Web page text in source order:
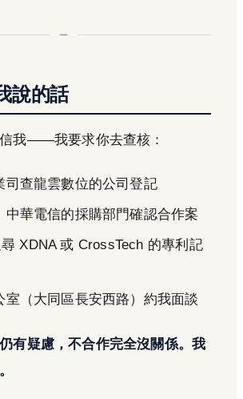
說的話
我——我要求你去查核：
司查龍雲數位的公司登記
中華電信的採購部門確認合作案
XDNA 或 CrossTech 的專利記
室（大同區長安西路）約我面談
有疑慮，不合作完全沒關係。我